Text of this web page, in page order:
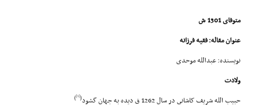
متوفاى 1301 ش
عنوان مقاله: فقیه فرزانه
نویسنده: عبدالله موحدى
ولادت
حبیب الله شریف کاشانى در سال 1262 ق دیده به جهان گشود
(
[1]
)